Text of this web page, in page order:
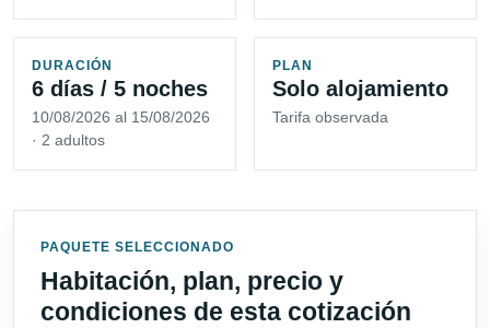
DURACIÓN
6 días / 5 noches
10/08/2026 al 15/08/2026
· 2 adultos
PLAN
Solo alojamiento
Tarifa observada
PAQUETE SELECCIONADO
Habitación, plan, precio y
condiciones de esta cotización